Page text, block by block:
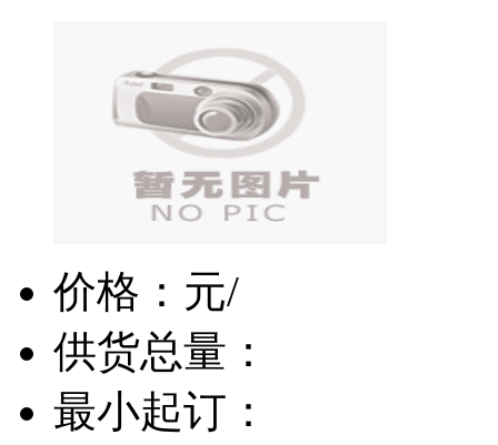
价格： 元/
供货总量：
最小起订：